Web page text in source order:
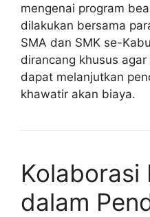
mengenai program
dilakukan bersama
SMA dan SMK se-
dirancang khusus
dapat melanjutkan
khawatir akan biaya.
Kolaborasi
dalam